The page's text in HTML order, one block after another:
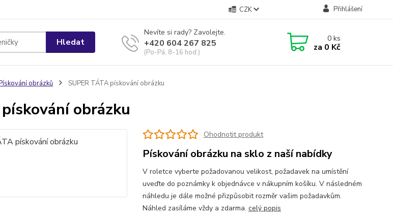
CZK Přihlášení
Hledat
Nevíte si rady? Zavolejte.
+420 604 267 825
(Po-Pá, 8-16 hod.)
0ks
za 0 Kč
obrázků SUPER TÁTA pískování obrázku
obrázku
Ohodnotit produkt
Pískování obrázku na sklo z naší nabídky
V roletce vyberte požadovanou velikost, požadavek na umístění
uveďte do poznámky k objednávce v nákupním košíku. V následném
náhledu je dále možné přizpůsobit rozměr vašim požadavkům.
Náhled zasíláme vždy a zdarma. celý popis